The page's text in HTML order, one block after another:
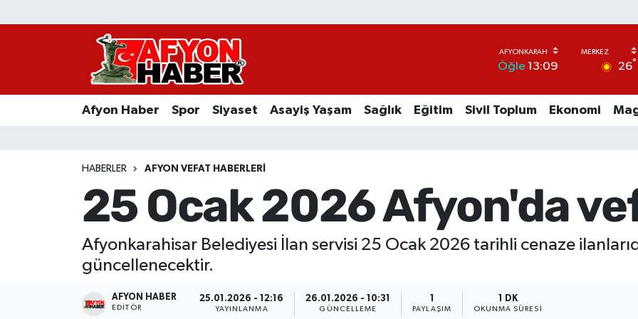
Öğle 13:09 26°
Afyon Haber Spor Siyaset Asayiş Yaşam Sağlık Eğitim Sivil Toplum Ekonomi
HABERLER AFYON VEFAT HABERLERI
25 Ocak 2026 Afyon'da
Afyonkarahisar Belediyesi İlan servisi 25 Ocak 2026 tarihli cenaze
güncellenecektir.
AFYON HABER
EDITÖR
25.01.2026 - 12:16
YAYINLANMA
26.01.2026 - 10:31
GÜNCELLEME PAYLAŞIM
1 DK
OKUNMA SÜRESI
Afyon Haber
Asayiş Yaşam
Sivil Toplum
Ekonomi